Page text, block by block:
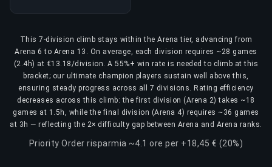
This 7-division climb stays within the Arena tier, advancing from
Arena 6 to Arena 13. On average, each division requires ~28 games
(2.4h) at €13.18/division. A 55%+ win rate is needed to climb at this
bracket; our ultimate champion players sustain well above this,
ensuring steady progress across all 7 divisions. Rating efficiency
decreases across this climb: the first division (Arena 2) takes ~18
games at 1.5h, while the final division (Arena 4) requires ~36 games
at 3h — reflecting the 2× difficulty gap between Arena and Arena ranks.
Priority Order risparmia ~4.1 ore per +18,45 € (20%)